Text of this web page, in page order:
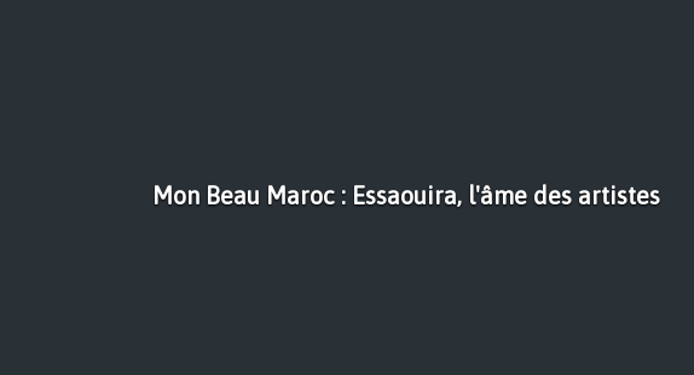
Mon Beau Maroc : Essaouira, l'âme des artistes